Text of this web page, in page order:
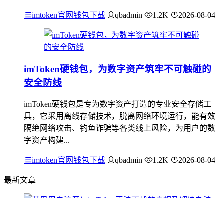
imtoken官网钱包下载 qbadmin 1.2K 2026-08-04
imToken硬钱包，为数字资产筑牢不可触碰的
安全防线
imToken硬钱包是专为数字资产打造的专业安全存储工
具，它采用离线存储技术，脱离网络环境运行，能有效
隔绝网络攻击、钓鱼诈骗等各类线上风险，为用户的数
字资产构建...
imtoken官网钱包下载 qbadmin 1.2K 2026-08-04
最新文章